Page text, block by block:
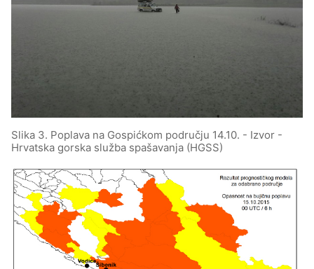
Slika 3. Poplava na Gospićkom području 14.10. - Izvor -
Hrvatska gorska služba spašavanja (HGSS)